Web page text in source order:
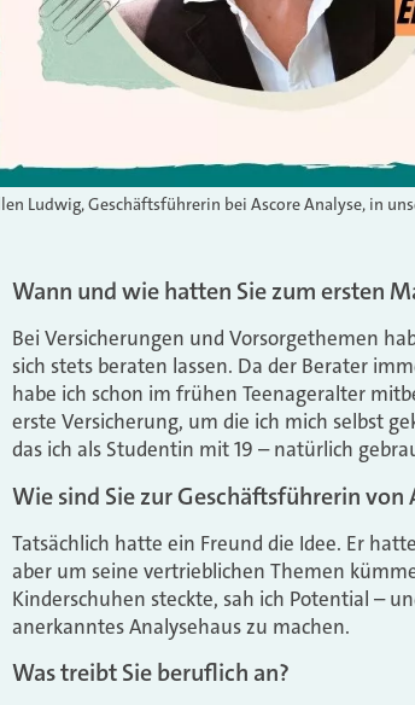
Ludwig, Geschäftsführerin bei Ascore Analyse, in
Wann und wie hatten Sie zum ersten
Bei Versicherungen und Vorsorgethemen
sich stets beraten lassen. Da der Berater
habe ich schon im frühen Teenageralter
erste Versicherung, um die ich mich selbst
das ich als Studentin mit 19 – natürlich
Wie sind Sie zurGeschäftsführerin von
Tatsächlich hatte ein Freund die Idee. Er
aber um seine vertrieblichen Themen
Kinderschuhen steckte, sah ich Potential –
anerkanntes Analysehaus zu machen.
Was treibt Sie beruflich an?